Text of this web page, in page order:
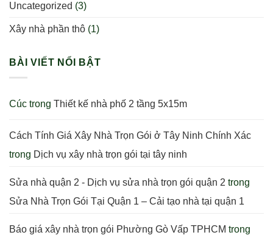
Uncategorized (3)
Xây nhà phần thô (1)
BÀI VIẾT NỔI BẬT
Cúc trong Thiết kế nhà phố 2 tầng 5x15m
Cách Tính Giá Xây Nhà Trọn Gói ở Tây Ninh Chính Xác
trong Dịch vụ xây nhà trọn gói tại tây ninh
Sửa nhà quận 2 - Dịch vụ sửa nhà trọn gói quận 2 trong
Sửa Nhà Trọn Gói Tại Quận 1 – Cải tạo nhà tại quận 1
Báo giá xây nhà trọn gói Phường Gò Vấp TPHCM trong